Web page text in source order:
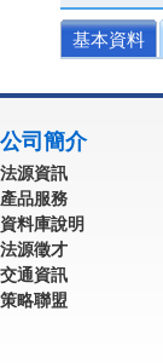
基本資料
公司簡介
法源資訊
產品服務
資料庫說明
法源徵才
交通資訊
策略聯盟